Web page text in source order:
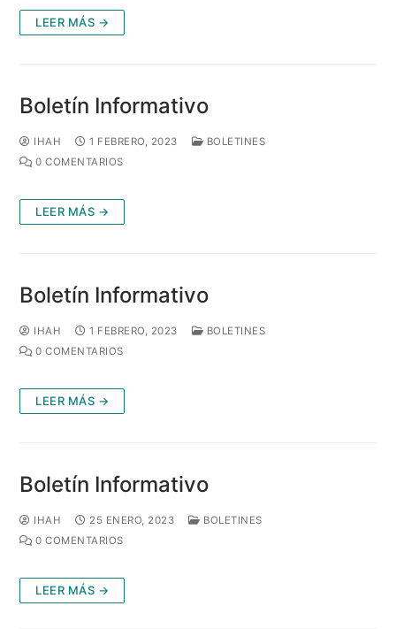
LEER MÁS →
Boletín Informativo
IHAH 1 FEBRERO, 2023
BOLETINES
0 COMENTARIOS
LEER MÁS →
Boletín Informativo
IHAH 1 FEBRERO, 2023
BOLETINES
0 COMENTARIOS
LEER MÁS →
Boletín Informativo
IHAH 25 ENERO, 2023
BOLETINES
0 COMENTARIOS
LEER MÁS →